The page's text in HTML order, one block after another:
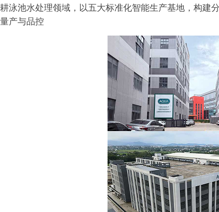
耕泳池水处理领域，以五大标准化智能生产基地，构建
量产与品控